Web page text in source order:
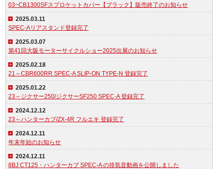
03~CB1300SFスプロケットカバー【ブラック】販売終了のお知らせ
2025.03.11
SPEC-Aリアスタンド登録完了
2025.03.07
第41回大阪モーターサイクルショー2025出展のお知らせ
2025.02.18
21～CBR600RR SPEC-A SLIP-ON TYPE-N 登録完了
2025.01.22
23～ジクサー250/ジクサーSF250 SPEC-A 登録完了
2024.12.12
23～ハンターカブ/ZX-4R フルエキ 登録完了
2024.12.11
年末年始のお知らせ
2024.12.11
8BJ CT125・ハンターカブ SPEC-A の排気音動画を公開しました